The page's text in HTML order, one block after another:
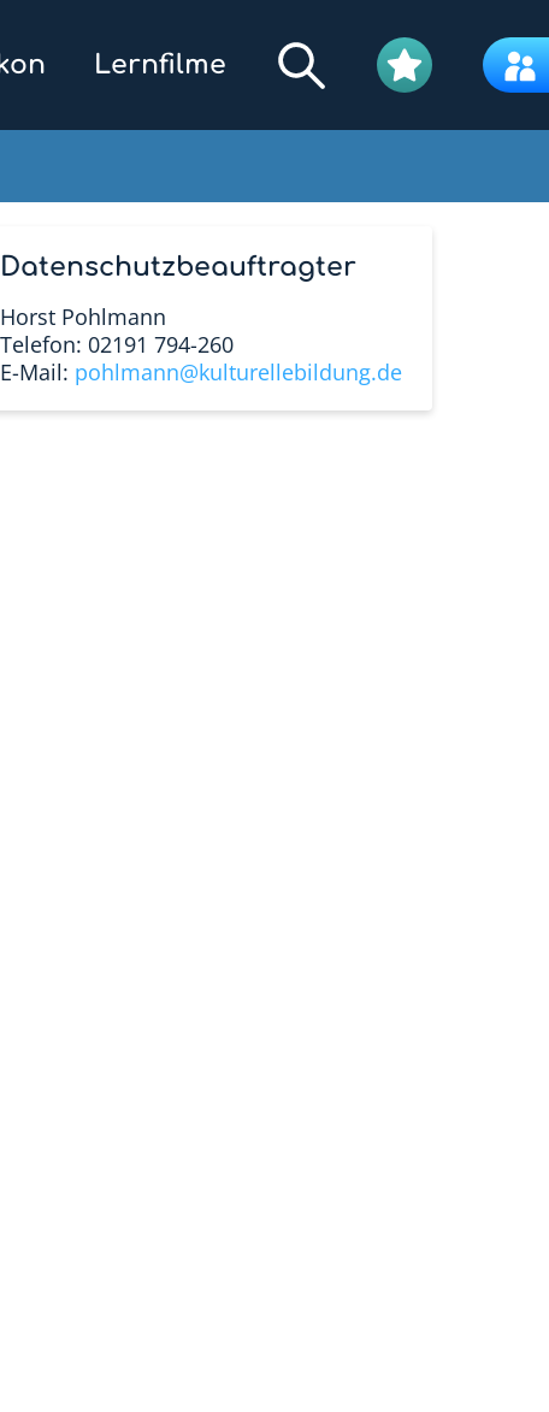
Lernfilme Filmpool
Datenschutzbeauftragter
Horst Pohlmann
Telefon: 02191 794-260
E-Mail: pohlmann@kulturellebildung.de